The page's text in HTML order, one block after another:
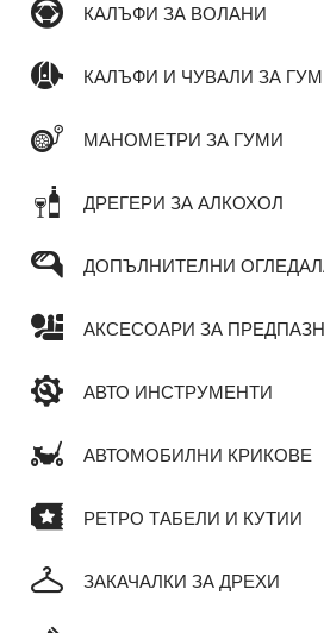
КАЛЪФИ ЗА ВОЛАНИ
КАЛЪФИ И ЧУВАЛИ ЗА
МАНОМЕТРИ ЗА ГУМИ
ДРЕГЕРИ ЗА АЛКОХОЛ
ДОПЪЛНИТЕЛНИ
АКСЕСОАРИ ЗА
АВТО ИНСТРУМЕНТИ
АВТОМОБИЛНИ КРИКОВЕ
РЕТРО ТАБЕЛИ И КУТИИ
ЗАКАЧАЛКИ ЗА ДРЕХИ